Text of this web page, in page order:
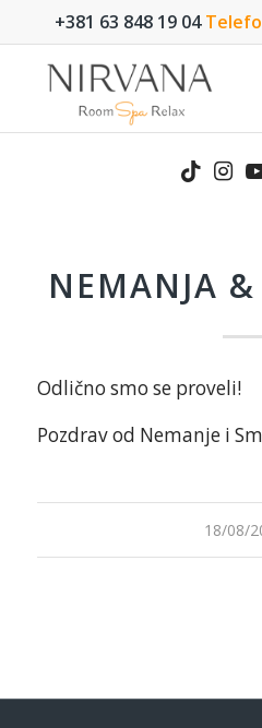
+381 63 848 19 04
NEMANJA
Odlično smo se proveli!
Pozdrav od Nemanje i
18/08/